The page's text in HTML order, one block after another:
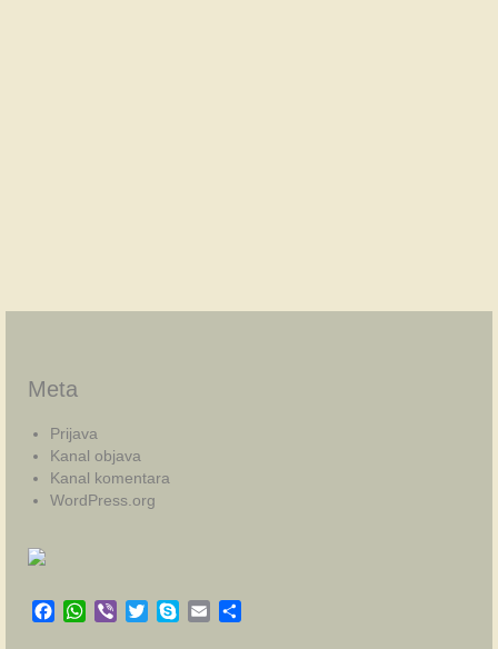
Meta
Prijava
Kanal objava
Kanal komentara
WordPress.org
Facebook
WhatsApp
Viber TwitterSkypeEmail